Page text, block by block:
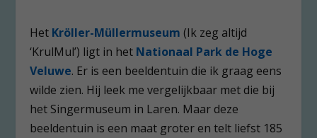
Het Kröller-Müllermuseum (Ik zeg altijd
‘KrulMul’) ligt in het Nationaal Park de Hoge
Veluwe. Er is een beeldentuin die ik graag eens
wilde zien. Hij leek me vergelijkbaar met die bij
het Singermuseum in Laren. Maar deze
beeldentuin is een maat groter en telt liefst 185